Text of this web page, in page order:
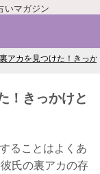
いマガジン
アカを見つけた！きっ
！きっかけと
ることはよくあ
氏の裏アカの存